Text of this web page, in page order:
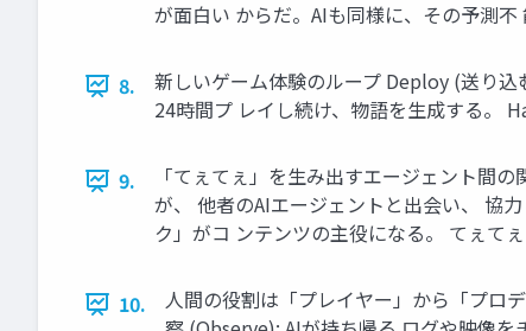
が面白い からだ。AIも同様に、その予測
8.
新しいゲーム体験のループ Deploy (送り
24時間プ レイし続け、物語を生成する。
9.
「てぇてぇ」を生み出すエージェント間
が、 他者のAIエージェントと出会い、 協
ク」がコ ンテンツの主役になる。 てぇて
10.
人間の役割は「プレイヤー」から「プロ